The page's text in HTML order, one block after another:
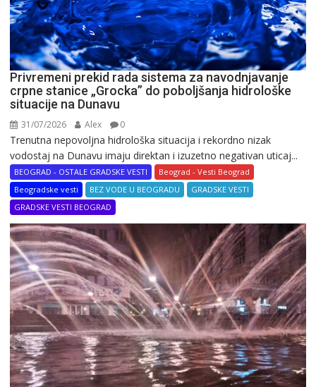
Privremeni prekid rada sistema za navodnjavanje
crpne stanice „Grocka” do poboljšanja hidrološke
situacije na Dunavu
31/07/2026 Alex 0
Trenutna nepovoljna hidrološka situacija i rekordno nizak
vodostaj na Dunavu imaju direktan i izuzetno negativan uticaj...
BEOGRAD - OSTALE GRADSKE VESTI
Beograd - Vesti Beograd
Beogradske vesti
BEZ VODE U BEOGRADU
GRADSKE VESTI
GRADSKE VESTI BEOGRAD